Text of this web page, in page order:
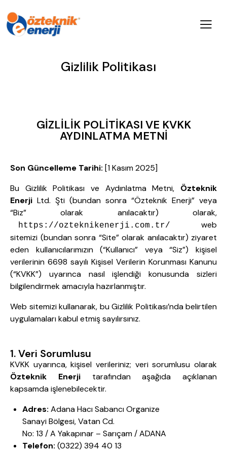
Gizlilik Politikası
GİZLİLİK POLİTİKASI VE KVKK
AYDINLATMA METNİ
Son Güncelleme Tarihi: [1 Kasım 2025]
Bu Gizlilik Politikası ve Aydınlatma Metni, Özteknik
Enerji Ltd. Şti (bundan sonra “Özteknik Enerji” veya
“Biz” olarak anılacaktır) olarak,
https://ozteknikenerji.com.tr/
web
sitemizi (bundan sonra “Site” olarak anılacaktır) ziyaret
eden kullanıcılarımızın (“Kullanıcı” veya “Siz”) kişisel
verilerinin 6698 sayılı Kişisel Verilerin Korunması Kanunu
(“KVKK”) uyarınca nasıl işlendiği konusunda sizleri
bilgilendirmek amacıyla hazırlanmıştır.
Web sitemizi kullanarak, bu Gizlilik Politikası’nda belirtilen
uygulamaları kabul etmiş sayılırsınız.
1. Veri Sorumlusu
KVKK uyarınca, kişisel verileriniz; veri sorumlusu olarak
Özteknik Enerjitarafından aşağıda açıklanan
kapsamda işlenebilecektir.
Adres: Adana Hacı Sabancı Organize
Sanayi Bölgesi, Vatan Cd.
No: 13 / A Yakapınar – Sarıçam / ADANA
Telefon: (0322) 394 40 13